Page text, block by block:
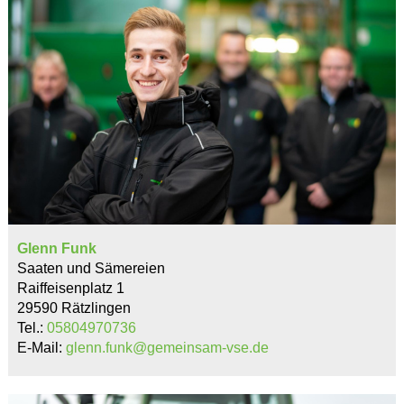
Glenn Funk
Saaten und Sämereien
Raiffeisenplatz 1
29590 Rätzlingen
Tel.: 05804970736
E-Mail: glenn.funk@gemeinsam-vse.de